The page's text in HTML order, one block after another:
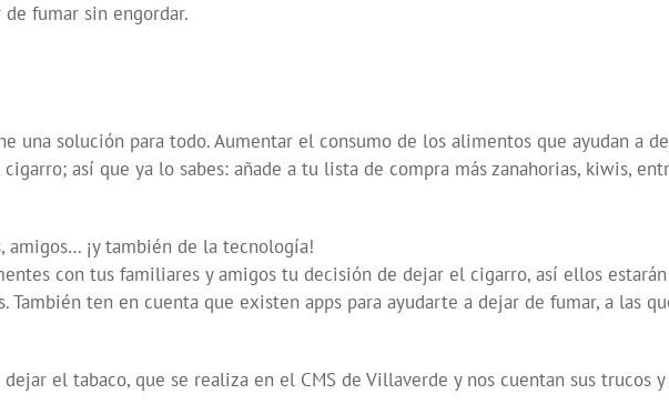
fumar sin engordar.
una solución para todo. Aumentar el consumo de los alimentos que ayudan a
así que ya lo sabes: añade a tu lista de compra más zanahorias, kiwis,
amigos… ¡y también de la tecnología!
con tus familiares y amigos tu decisión de dejar el cigarro, así ellos
También ten en cuenta que existen apps para ayudarte a dejar de fumar, a las
el tabaco, que se realiza en el CMS de Villaverde y nos cuentan sus trucos